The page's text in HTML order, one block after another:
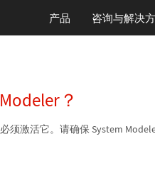
产品 咨询与解决
？
须激活它。请确保 System